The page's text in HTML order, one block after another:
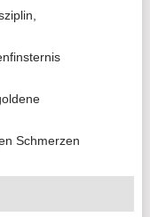
Schmerzen